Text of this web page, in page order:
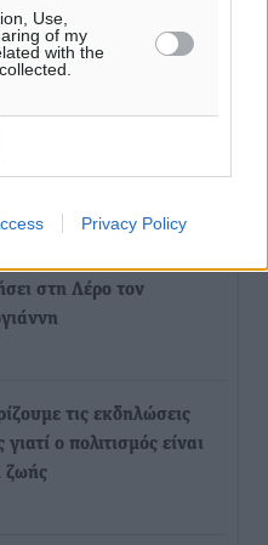
Use,
of my
with the
Privacy Policy
2030» από το βήμα
στα ερευνητικά
διεθνές
στη Λέρο τον
τις εκδηλώσεις
ο πολιτισμός είναι
ζωής